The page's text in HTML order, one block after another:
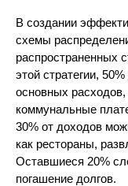
В создании
схемы
распространенных
этой стратегии,
основных расходов,
коммунальные
30% от доходов
как рестораны,
Оставшиеся 20%
погашение долгов.